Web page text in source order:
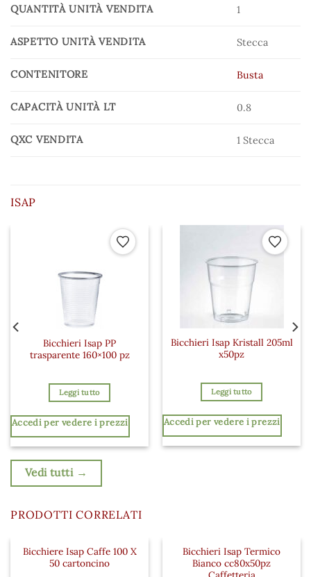
QUANTITÀ UNITÀ VENDITA 1
ASPETTO UNITÀ VENDITA Stecca
CONTENITORE Busta
CAPACITÀ UNITÀ LT 0.8
QXC VENDITA 1 Stecca
ISAP
Aggiungi ai preferiti
Bicchieri Isap PP
trasparente 160×100 pz
Leggi tutto
Accedi per vedere i prezzi
Bicchieri Isap Kristall 205ml
x50pz
Leggi tutto
Accedi per vedere i prezzi
Vedi tutti →
PRODOTTI CORRELATI
Aggiungi ai preferiti
Bicchiere Isap Caffe 100 X
50 cartoncino
Bicchieri Isap Termico
Bianco cc80x50pz